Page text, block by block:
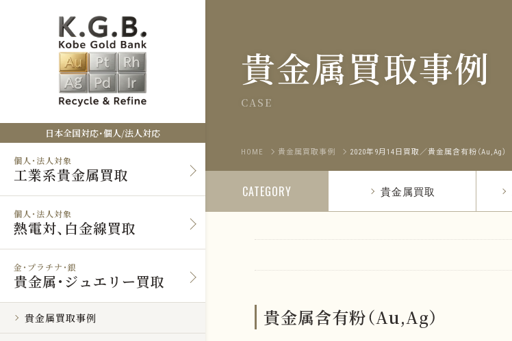
日本全国対応・個人/法人対応
個人・法人対象
工業系貴金属買取
個人・法人対象
熱電対、白金線買取
金・プラチナ・銀
貴金属・ジュエリー買取
貴金属買取事例
貴金属買取事例
CASE
HOME 貴金属買取事例 2020年9月14日買取／貴金属含有粉（Au,Ag）
CATEGORY 貴金属買取
貴金属含有粉（Au,Ag）